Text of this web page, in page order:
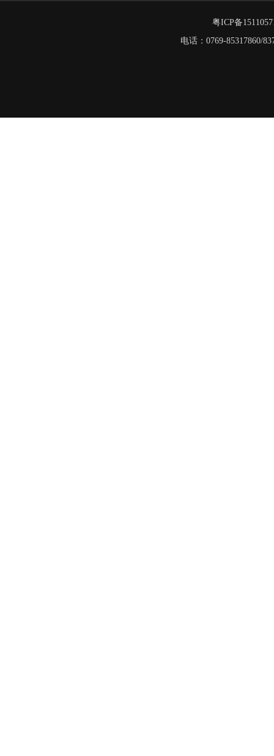
多层阁楼货架
中型悬臂货架
粤ICP备
电话：0769-85317860/